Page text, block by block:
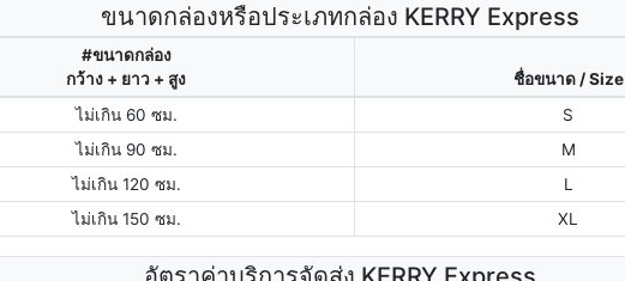
ขนาดกล่องหรือประเภทกล่อง KERRY Express
#ขนาดกล่อง
กว้าง + ยาว + สูง
ชื่อขนาด / Size
ไม่เกิน 60 ซม.
S
ไม่เกิน 90 ซม.
M
ไม่เกิน 120 ซม.
L
ไม่เกิน 150 ซม.
XL